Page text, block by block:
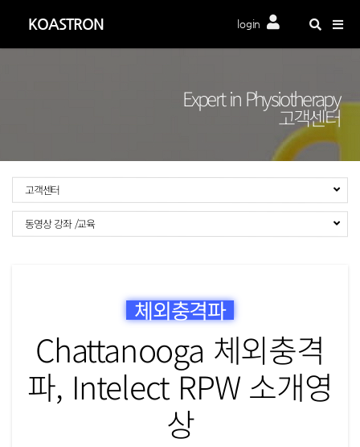
KOASTRON login
Expert in Physiotherapy
고객센터
고객센터
동영상 강좌 /교육
체외충격파
Chattanooga 체외충격
파, Intelect RPW 소개영
상